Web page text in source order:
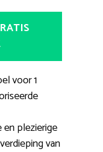
voor 1
plezierige
van